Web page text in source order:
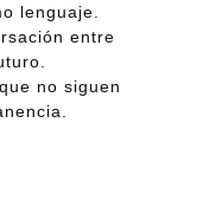
lenguaje.
entre
no siguen